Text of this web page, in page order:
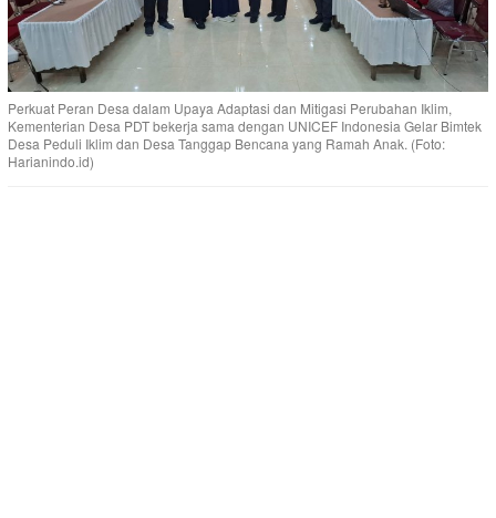
Perkuat Peran Desa dalam Upaya Adaptasi dan Mitigasi Perubahan Iklim,
Kementerian Desa PDT bekerja sama dengan UNICEF Indonesia Gelar Bimtek
Desa Peduli Iklim dan Desa Tanggap Bencana yang Ramah Anak. (Foto:
Harianindo.id)